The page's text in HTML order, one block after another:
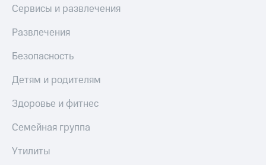
по QR-
за границей
магазин
Смартфоны
Наушники
Сервисы и развлечения
Развлечения
Безопасность
Детям и родителям
Здоровье и фитнес
Семейная группа
Утилиты